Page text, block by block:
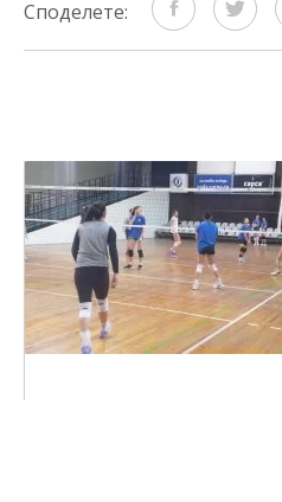
Споделете: